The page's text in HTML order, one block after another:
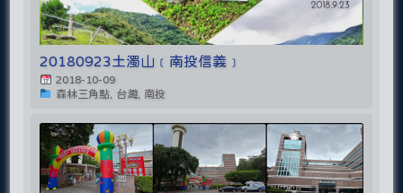
20180923土濁山﹝南投信義﹞
2018-10-09
森林三角點, 台灣, 南投